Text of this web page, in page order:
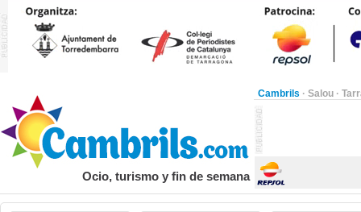
Cambrils · Salou ·
Ocio, turismo y fin de semana